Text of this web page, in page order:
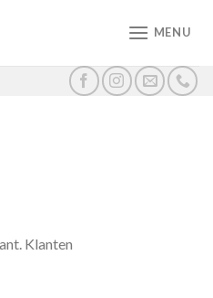
MENU
Klanten